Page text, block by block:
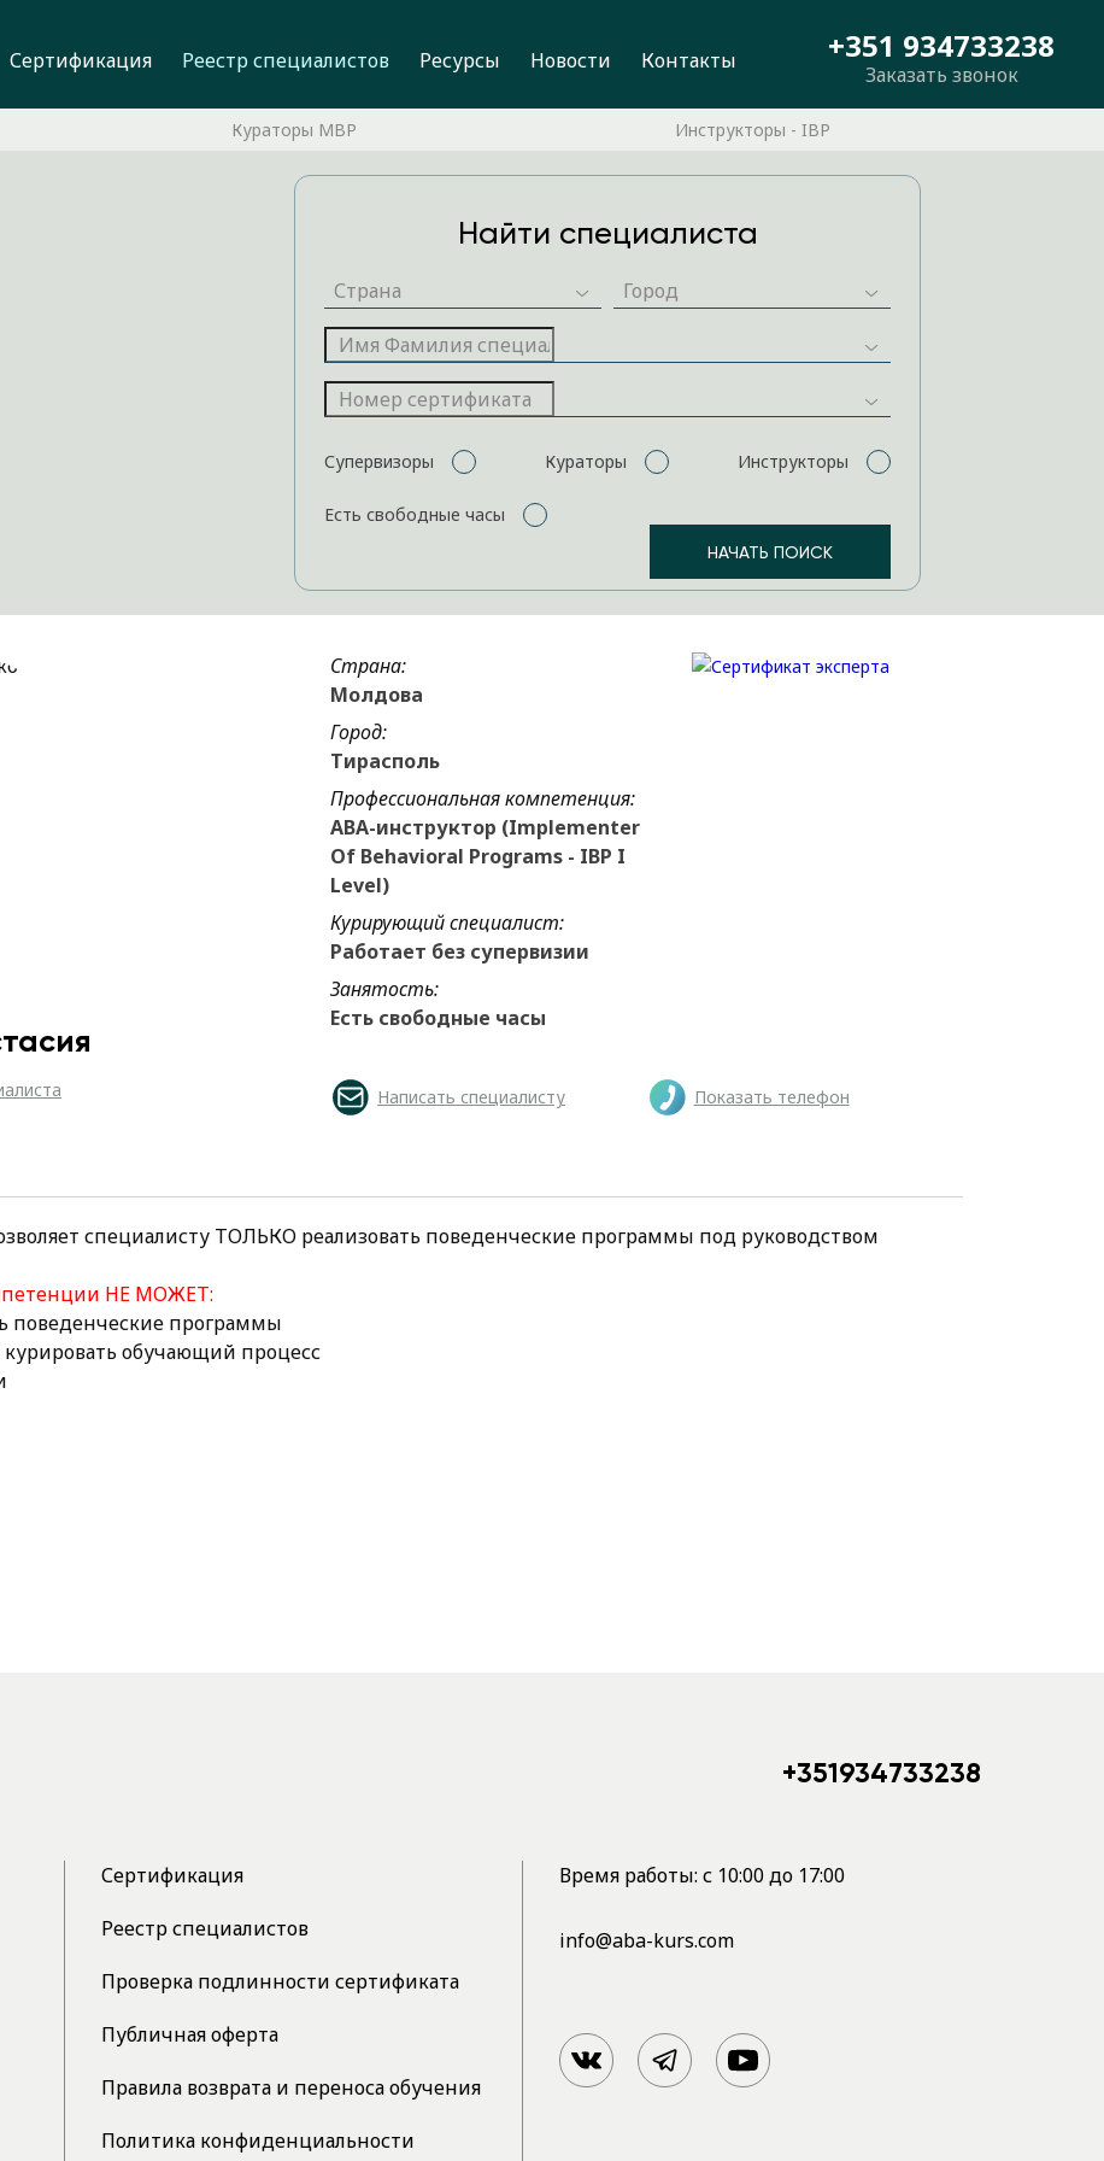
Сертификация Реестр специалистов Ресурсы Новости Контакты +351 934733238
Заказать звонок
Кураторы MBP Инструкторы - IBP
Найти специалиста
Супервизоры Кураторы Инструкторы
Есть свободные часы
Страна:
Молдова
Город:
Тирасполь
Профессиональная компетенция:
ABA-инструктор (Implementer
Of Behavioral Programs - IBP I
Level)
Курирующий специалист:
Работает без супервизии
Занятость:
Есть свободные часы
Написать специалисту Показать телефон
специалисту ТОЛЬКО реализовать поведенческие программы под руководством
НЕ МОЖЕТ:
поведенческие программы
курировать обучающий процесс
+351934733238
Сертификация
Реестр специалистов
Проверка подлинности сертификата
Публичная оферта
Правила возврата и переноса обучения
Политика конфиденциальности
Время работы: с 10:00 до 17:00
info@aba-kurs.com